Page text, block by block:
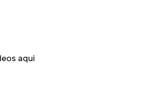
aqui